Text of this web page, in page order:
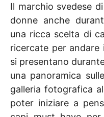
Il marchio svedese
donne anche
una ricca scelta di
ricercate per andare
si presentano
una panoramica
galleria fotografica
poter iniziare a